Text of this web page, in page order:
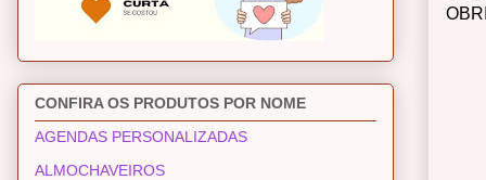
CONFIRA OS PRODUTOS POR NOME
AGENDAS PERSONALIZADAS
ALMOCHAVEIROS